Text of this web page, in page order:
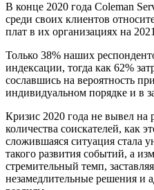
В конце 2020 года Coleman
среди своих клиентов
плат в их организациях на
Только 38% наших
индексации, тогда как 62%
сославшись на вероятность
индивидуальном порядке и в
Кризис 2020 года не вывел на
количества соискателей, как
сложившаяся ситуация стала
такого развития событий, а
стремительный темп,
незамедлительные решения и